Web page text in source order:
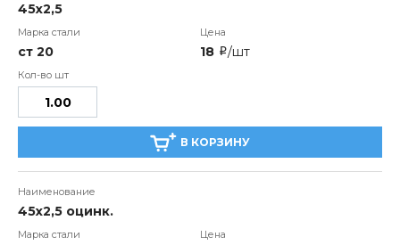
45х2,5
ст 20 18 i/шт
В КОРЗИНУ
45х2,5 оцинк.